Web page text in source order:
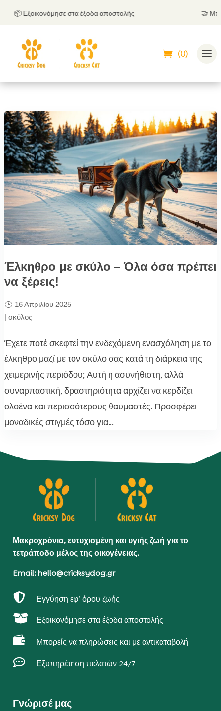
📦 Εξοικονόμησε στα έξοδα αποστολής
(0)
Έλκηθρο με σκύλο – Όλα όσα πρέπει
να ξέρεις!
16 Απριλίου 2025
| σκύλος
Έχετε ποτέ σκεφτεί την ενδεχόμενη ενασχόληση με το
έλκηθρο μαζί με τον σκύλο σας κατά τη διάρκεια της
χειμερινής περιόδου; Αυτή η ασυνήθιστη, αλλά
συναρπαστική, δραστηριότητα αρχίζει να κερδίζει
ολοένα και περισσότερους θαυμαστές. Προσφέρει
μοναδικές στιγμές τόσο για...
Μακροχρόνια, ευτυχισμένη και υγιής ζωή για το
τετράποδο μέλος της οικογένειας.
Email: hello@cricksydog.gr
 Εγγύηση εφ’ όρου ζωής
 Εξοικονόμησε στα έξοδα αποστολής
 Μπορείς να πληρώσεις και με αντικαταβολή
 Εξυπηρέτηση πελατών 24/7
Γνώρισέ μας